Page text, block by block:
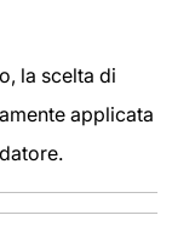
la scelta di
applicata